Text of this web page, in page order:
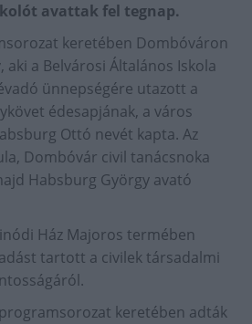
avattak fel tegnap.
keretében Dombóváron
a Belvárosi Általános Iskola
ünnepségére utazott a
édesapjának, a város
Ottó nevét kapta. Az
Dombóvár civil tanácsnoka
Habsburg György avató
Ház Majoros termében
tartott a civilek társadalmi
keretében adták